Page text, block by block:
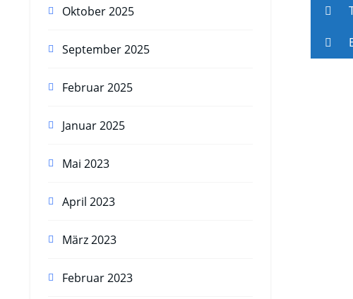
Oktober 2025
September 2025
Februar 2025
Januar 2025
Mai 2023
April 2023
März 2023
Februar 2023